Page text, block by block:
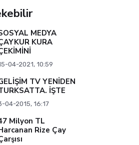
MEDYA
KURA
04-2021, 10:59
TV YENİDEN
İŞTE
04-2015, 16:17
Milyon TL
Rize Çay